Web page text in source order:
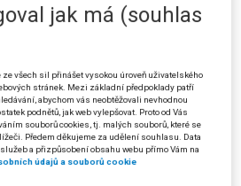
koncesek provozování veřejných
všeobecnou podmínku provozování
a obchodu dne 6. 12. 2001 žalobou
odvolání žalobce zamítlo a rozhodnutí
brojil proti tomu, že žalovaný nevzal
žadatele o udělení
jak má (souhlas
všech sil přinášet vysokou úroveň uživatelského
stránek. Mezi základní předpoklady patří
abychom vás neobtěžovali nevhodnou
podnětů, jak web vylepšovat. Proto od Vás
souborů cookies, tj. malých souborů, které se
Předem děkujeme za udělení souhlasu. Data
a přizpůsobení obsahu webu přímo Vám na
údajů a souborů cookie